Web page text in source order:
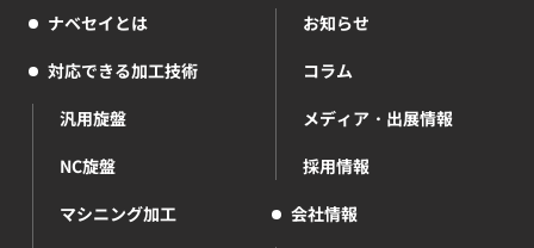
ナベセイとは
対応できる加工技術
汎用旋盤
NC旋盤
マシニング加工
お知らせ
コラム
メディア・出展情報
採用情報
会社情報